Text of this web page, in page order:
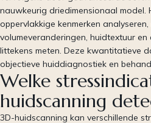
nauwkeurig driedimensionaal model.
oppervlakkige kenmerken
volumeveranderingen, huidtextuur en
littekens meten. Deze kwantitatieve
objectieve huiddiagnostiek en
Welke
huidscanning
3D-huidscanning kan verschillende